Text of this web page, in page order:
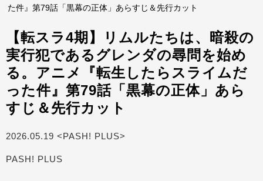
た件』第79話「黒幕の正体」あらすじ＆先行カット
【転スラ4期】リムルたちは、暗殺の
実行犯であるグレンダの尋問を始め
る。アニメ『転生したらスライムだ
った件』第79話「黒幕の正体」あら
すじ＆先行カット
2026.05.19 <PASH! PLUS>
PASH! PLUS